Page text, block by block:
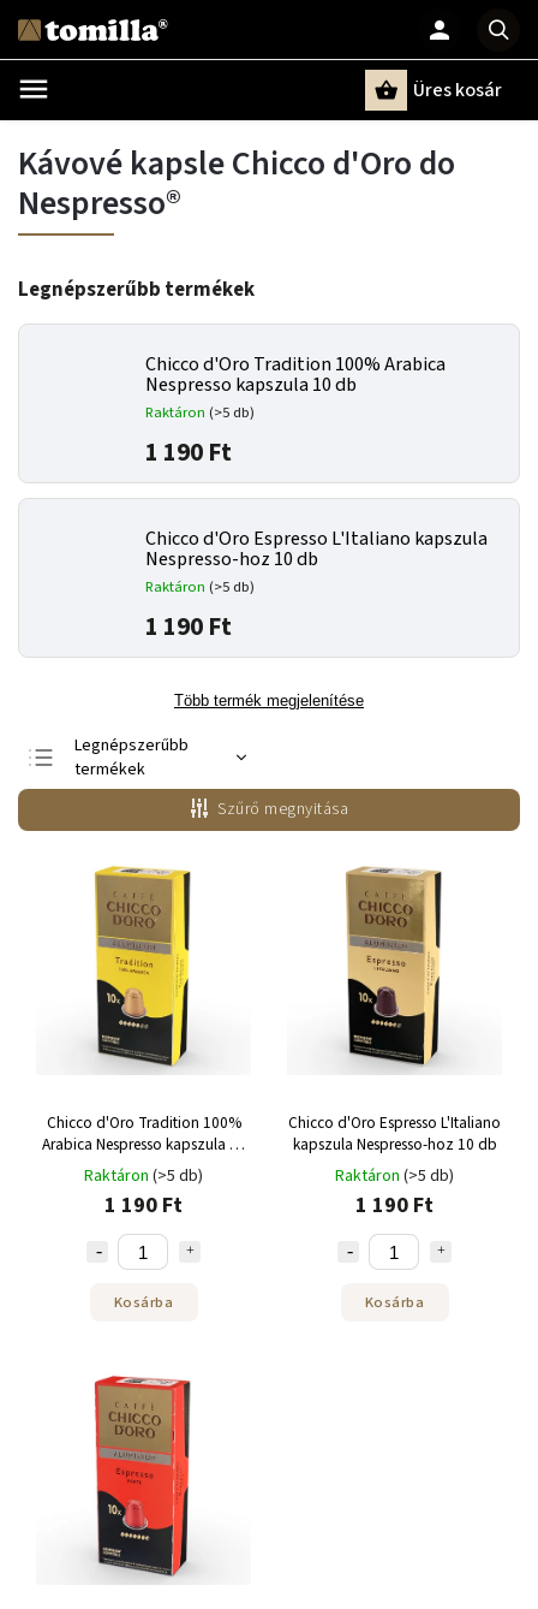
Üres kosár
Kávové kapsle Chicco d'Oro do
Nespresso®
Legnépszerűbb termékek
Chicco d'Oro Tradition 100% Arabica
Nespresso kapszula 10 db
Raktáron (>5 db)
1 190 Ft
Chicco d'Oro Espresso L'Italiano kapszula
Nespresso-hoz 10 db
Raktáron (>5 db)
1 190 Ft
Több termék megjelenítése
Legnépszerűbb
termékek
Legolcsóbb elöl
Legdrágább
ABC szerint
Szűrő megnyitása
Chicco d'Oro Tradition 100%
Arabica Nespresso kapszula 10
Raktáron (>5 db)
1 190 Ft
Kosárba
Chicco d'Oro Espresso L'Italiano
kapszula Nespresso-hoz 10 db
Raktáron (>5 db)
1 190 Ft
Kosárba